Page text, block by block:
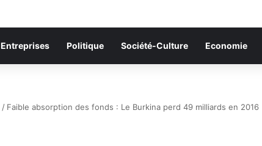
Entreprises Politique Société-Culture Economie
/ Faible absorption des fonds : Le Burkina perd 49 milliards en 2016